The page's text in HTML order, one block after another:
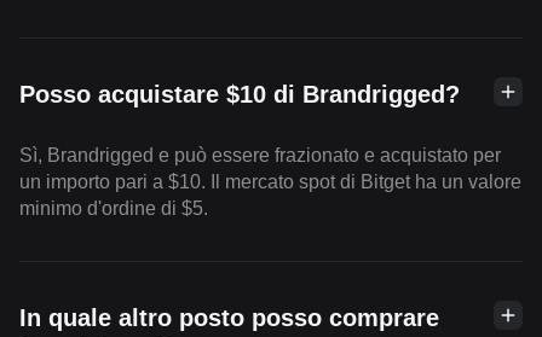
Posso acquistare $10 di Brandrigged?
Sì, Brandrigged e può essere frazionato e acquistato per
un importo pari a $10. Il mercato spot di Bitget ha un valore
minimo d'ordine di $5.
In quale altro posto posso comprare